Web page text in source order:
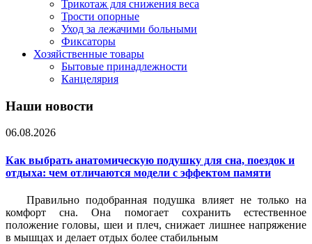
Трикотаж для снижения веса
Трости опорные
Уход за лежачими больными
Фиксаторы
Хозяйственные товары
Бытовые принадлежности
Канцелярия
Наши новости
06.08.2026
Как выбрать анатомическую подушку для сна, поездок и
отдыха: чем отличаются модели с эффектом памяти
Правильно подобранная подушка влияет не только на
комфорт сна. Она помогает сохранить естественное
положение головы, шеи и плеч, снижает лишнее напряжение
в мышцах и делает отдых более стабильным